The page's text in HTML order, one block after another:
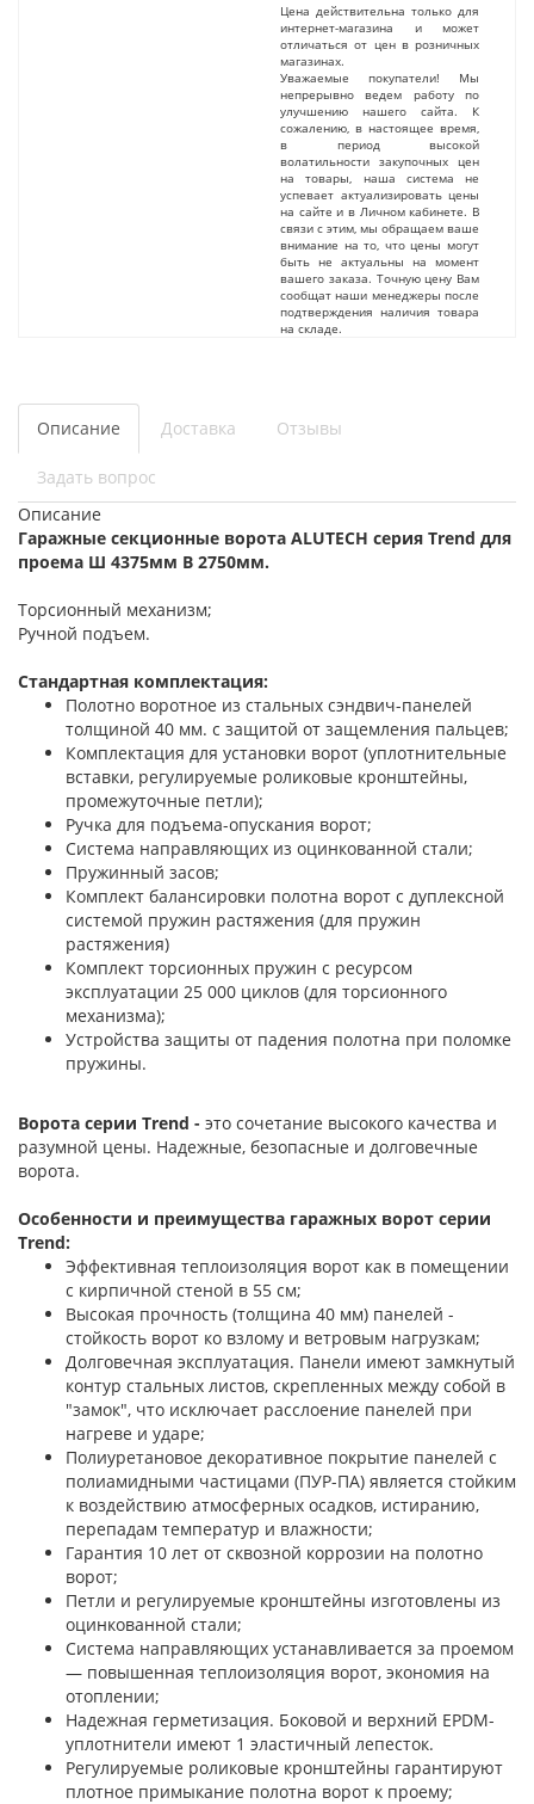
Цена действительна только для
интернет-магазина и может
отличаться от цен в розничных
магазинах.
Уважаемые покупатели! Мы
непрерывно ведем работу по
улучшению нашего сайта. К
сожалению, в настоящее время,
в период высокой
волатильности закупочных цен
на товары, наша система не
успевает актуализировать цены
на сайте и в Личном кабинете. В
связи с этим, мы обращаем ваше
внимание на то, что цены могут
быть не актуальны на момент
вашего заказа. Точную цену Вам
сообщат наши менеджеры после
подтверждения наличия товара
на складе.
Описание Доставка Отзывы
Задать вопрос
Описание
Гаражные секционные ворота ALUTECH серия Trend для
проема Ш 4375мм В 2750мм.
Торсионный механизм;
Ручной подъем.
Стандартная комплектация:
Полотно воротное из стальных сэндвич-панелей
толщиной 40 мм. с защитой от защемления пальцев;
Комплектация для установки ворот (уплотнительные
вставки, регулируемые роликовые кронштейны,
промежуточные петли);
Ручка для подъема-опускания ворот;
Система направляющих из оцинкованной стали;
Пружинный засов;
Комплект балансировки полотна ворот с дуплексной
системой пружин растяжения (для пружин
растяжения)
Комплект торсионных пружин с ресурсом
эксплуатации 25 000 циклов (для торсионного
механизма);
Устройства защиты от падения полотна при поломке
пружины.
Ворота серии Trend - это сочетание высокого качества и
разумной цены. Надежные, безопасные и долговечные
ворота.
Особенности и преимущества гаражных ворот серии
Trend:
Эффективная теплоизоляция ворот как в помещении
с кирпичной стеной в 55 см;
Высокая прочность (толщина 40 мм) панелей -
стойкость ворот ко взлому и ветровым нагрузкам;
Долговечная эксплуатация. Панели имеют замкнутый
контур стальных листов, скрепленных между собой в
"замок", что исключает расслоение панелей при
нагреве и ударе;
Полиуретановое декоративное покрытие панелей с
полиамидными частицами (ПУР-ПА) является стойким
к воздействию атмосферных осадков, истиранию,
перепадам температур и влажности;
Гарантия 10 лет от сквозной коррозии на полотно
ворот;
Петли и регулируемые кронштейны изготовлены из
оцинкованной стали;
Система направляющих устанавливается за проемом
— повышенная теплоизоляция ворот, экономия на
отоплении;
Надежная герметизация. Боковой и верхний EPDM-
уплотнители имеют 1 эластичный лепесток.
Регулируемые роликовые кронштейны гарантируют
плотное примыкание полотна ворот к проему;